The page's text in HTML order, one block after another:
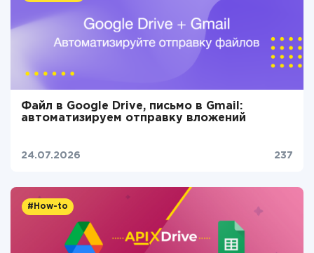
Файл в Google Drive, письмо в Gmail:
автоматизируем отправку вложений
24.07.2026 237
#How-to